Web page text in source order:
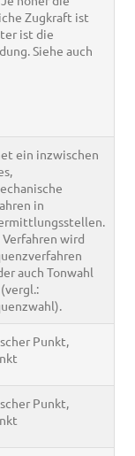
Zugkraft ist
ist die
Siehe auch
ein inzwischen
in
Verfahren wird
auch Tonwahl
Punkt,
Punkt,